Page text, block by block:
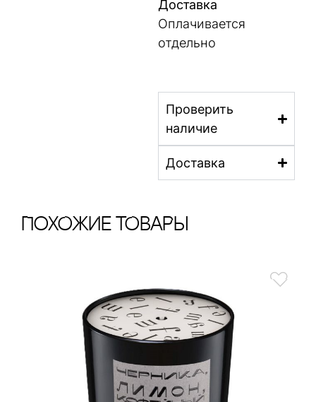
Доставка
Оплачивается
отдельно
Проверить
наличие
Доставка
ПохОжИе тОваРы